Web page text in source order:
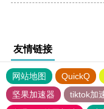
友情链接
网站地图 QuickQ
坚果加速器
tiktok加